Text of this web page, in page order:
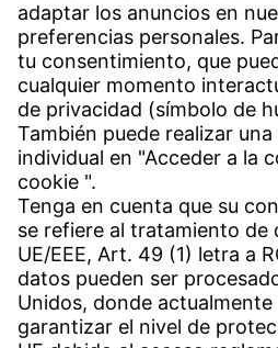
Teléfono recepción:
+34 949 325 200(24 horas)
Contacto
Sedes en todo el mundo
Contacto
Servicio